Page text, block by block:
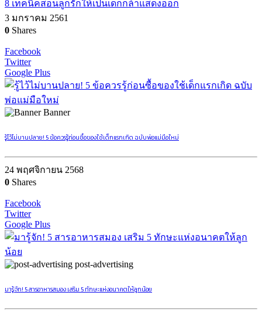
8 เทคนิคสอนลูกรักให้เป็นเด็กกล้าแสดงออก
3 มกราคม 2561
0 Shares
Facebook
Twitter
Google Plus
Banner
รู้ไว้ไม่บานปลาย! 5 ข้อควรรู้ก่อนซื้อของใช้เด็กแรกเกิด ฉบับพ่อแม่มือใหม่
24 พฤศจิกายน 2568
0 Shares
Facebook
Twitter
Google Plus
post-advertising
มารู้จัก! 5 สารอาหารสมอง เสริม 5 ทักษะแห่งอนาคตให้ลูกน้อย